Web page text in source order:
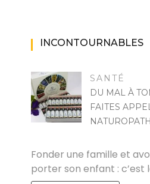
INCONTOURNABLES
SANTÉ
DU MAL À
FAITES
Fonder une famille et
porter son enfant : c’est